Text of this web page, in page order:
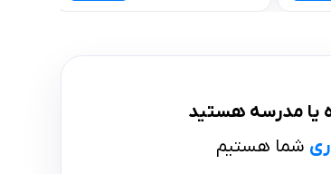
یا مدرسه هستید
شما هستیم